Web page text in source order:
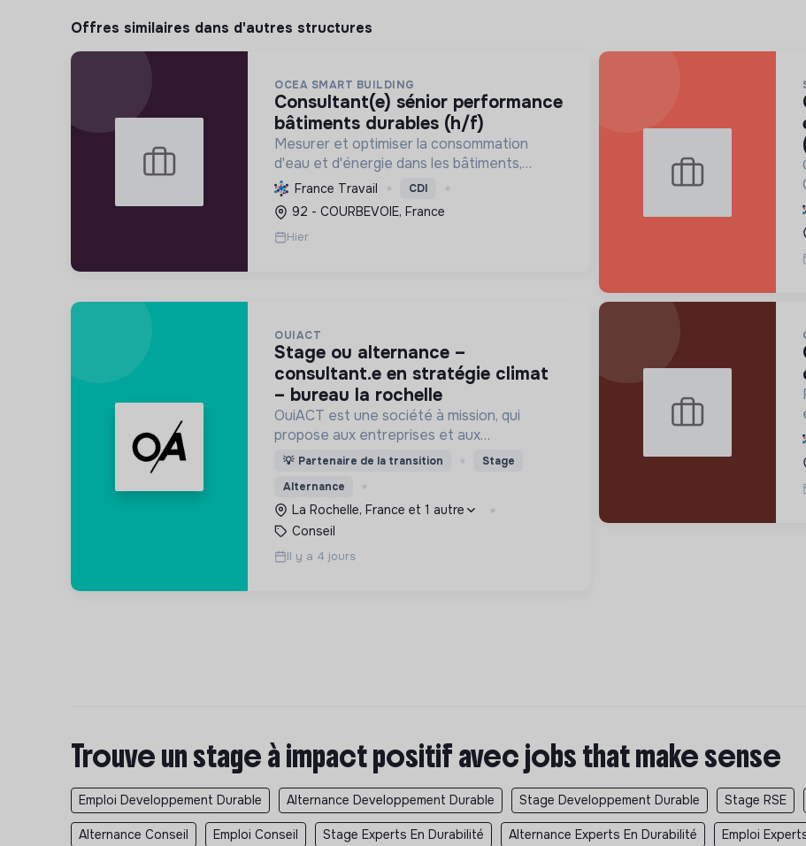
Offres similaires dans d'autres structures
OCEA SMART BUILDING
consultant(e) sénior performance
bâtiments durables (h/f)
Mesurer et optimiser la consommation
d'eau et d'énergie dans les bâtiments,
accompagner leur décarbonation et la
conformité réglementaire pour une
transition énergétique durable.
France Travail CDI
92 - COURBEVOIE, France
Hier
OUIACT
stage ou alternance –
consultant.e en stratégie climat
– bureau la rochelle
OuiACT est une société à mission, qui
propose aux entreprises et aux
collectivités des services et des outils de
réflexion de haut niveau pour orienter
l’action vers un monde bas-carbone.
💡 Partenaire de la transition
Stage
Alternance
La Rochelle, France et 1 autre
Conseil
Il y a 4 jours
Trouve un stage à impact positif avec jobs that make sense
Emploi Developpement Durable Alternance Developpement Durable Stage Developpement Durable Stage RSE
Alternance Conseil Emploi Conseil Stage Experts En Durabilité Alternance Experts En Durabilité Emploi